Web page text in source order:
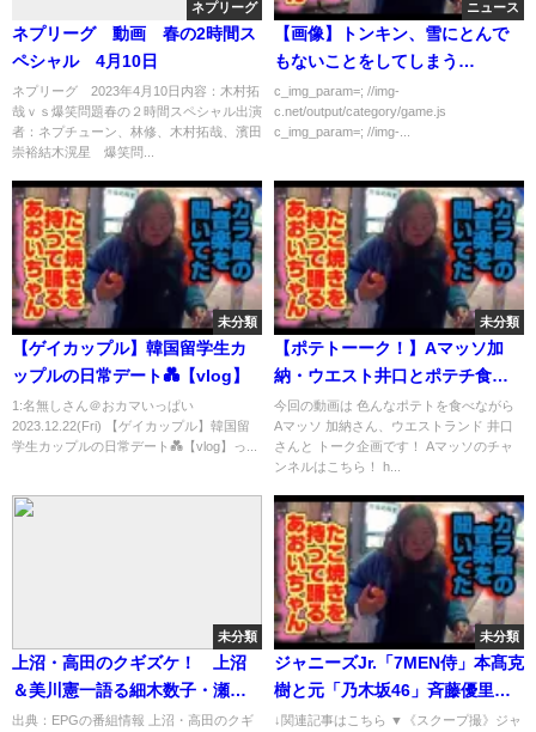
ネプリーグ
ネプリーグ 動画 春の2時間ス
ペシャル 4月10日
ネプリーグ 2023年4月10日内容：木村拓
哉ｖｓ爆笑問題春の２時間スペシャル出演
者：ネプチューン、林修、木村拓哉、濱田
崇裕結木滉星 爆笑問...
ニュース
【画像】トンキン、雪にとんで
もないことをしてしまう…
c_img_param=; //img-
c.net/output/category/game.js
c_img_param=; //img-...
未分類
【ゲイカップル】韓国留学生カ
ップルの日常デート💑【vlog】
1:名無しさん＠おカマいっぱい
2023.12.22(Fri) 【ゲイカップル】韓国留
学生カップルの日常デート💑【vlog】っ...
未分類
【ポテトーーク！】Aマッソ加
納・ウエスト井口とポテチ食べ
ながら激アツ本音トーク！
今回の動画は 色んなポテトを食べながら
Aマッソ 加納さん、ウエストランド 井口
さんと トーク企画です！ Aマッソのチャ
ンネルはこちら！ h...
未分類
上沼・高田のクギズケ！ 上沼
＆美川憲一語る細木数子・瀬戸
内寂聴の思い出[字]…の番組内容
出典：EPGの番組情報 上沼・高田のクギ
未分類
ジャニーズJr.「7MEN侍」本髙克
樹と元「乃木坂46」斉藤優里が
神楽坂で路チュー＆手繋ぎデー
↓関連記事はこちら ▼《スクープ撮》ジャ